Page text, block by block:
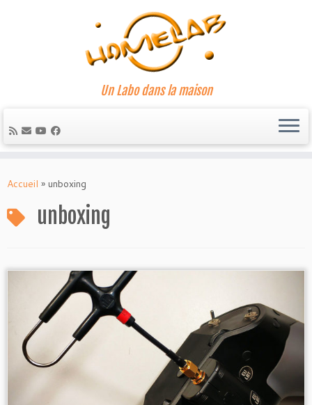
au
Un Labo dans la maison
Accueil » unboxing
unboxing